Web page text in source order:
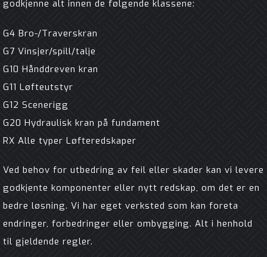
godkjenne alt innen de følgende klassene:
G4 Bro-/Traverskran
G7 Vinsjer/spill/talje
G10 Hånddreven kran
G11 Løfteutstyr
G12 Scenerigg
G20 Hydraulisk kran på fundament
RX Alle typer Løfteredskaper
Ved behov for utbedring av feil eller skader kan vi levere
godkjente komponenter eller nytt redskap, om det er en
bedre løsning. Vi har eget verksted som kan foreta
endringer, forbedringer eller ombygging. Alt i henhold
til gjeldende regler.